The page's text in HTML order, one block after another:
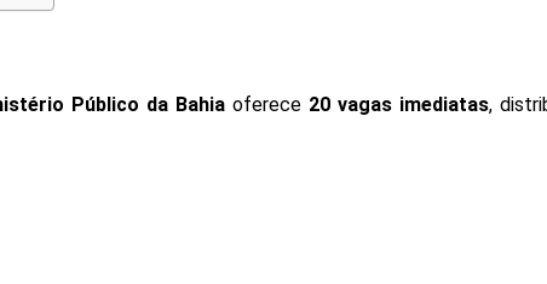
Público da Bahia oferece 20 vagas imediatas,